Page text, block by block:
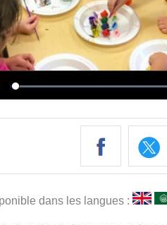
dans les langues :